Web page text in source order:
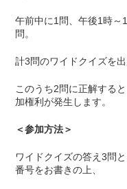
午前中に1問、午後1時～
問。
計3問のワイドクイズを出
このうち2問に正解する
加権利が発生します。
＜参加方法＞
ワイドクイズの答え3問
番号をお書きの上、